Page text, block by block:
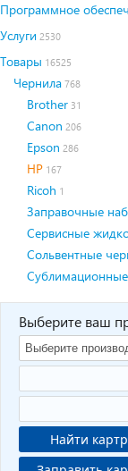
Программное
Услуги 2530
Товары 16525
Чернила 768
Brother 31
Canon 206
Epson 286
HP 167
Ricoh 1
Заправочные
Сервисные
Сольвентные
Выберите ваш
Найти